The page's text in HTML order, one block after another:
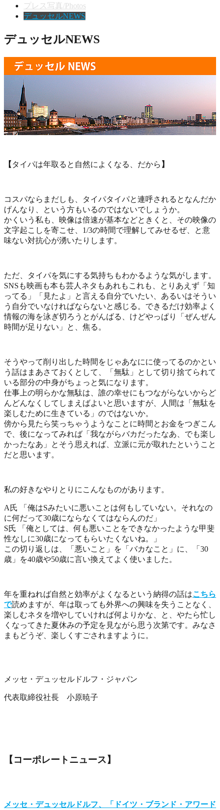
プレス写真/Photos
デュッセルNEWS
デュッセルNEWS
【 タイパは年取ると自然によくなる、だから 】
コスパならまだしも、タイパタイパと連呼されるとなんだか
げんなり、という方もいるのではないでしょうか。
かくいう私も、映像は倍速が基本などときくと、その映像の
文字起こしを寄こせ、1/3の時間で理解してみせるぜ、と意
味ない対抗心が湧いたりします。
ただ、タイパを気にする気持ちもわかるような気がします。
SNSも映画も本も芸人ネタもあれもこれも、とりあえず「知
ってる」「見たよ」と言える自分でいたい、あるいはそうい
う自分でいなければならないと感じる。できるだけ効率よく
情報の海を泳ぎ切ろうとがんばる、けどやっぱり「ぜんぜん
時間が足りない」と、焦る。
そうやって削り出した時間をじゃあなにに使ってるのかとい
う話はまあさておくとして、「無駄」として切り捨てられて
いる部分の中身がちょっと気になります。
仕事上の明らかな無駄は、誰の幸せにもつながらないからど
んどんなくしてしまえばよいと思いますが、人間は「無駄を
楽しむために生きている」のではないか。
傍から見たら笑っちゃうようなことに時間とお金をつぎこん
で、後になってみれば「我ながらバカだったなあ、でも楽し
かったなあ」とそう思えれば、立派に元が取れたということ
だと思います。
私の好きなやりとりにこんなものがあります。
A氏 「俺はSみたいに悪いことは何もしていない。それなの
に何だって30歳にならなくてはならんのだ」
S氏 「俺としては、何も悪いことをできなかったような甲斐
性なしに30歳になってもらいたくないね。」
この切り返しは、「悪いこと」を「バカなこと」に、「30
歳」を40歳や50歳に言い換えてよく使いました。
年を重ねれば自然と効率がよくなるという納得の話はこちら
で読めますが、年は取っても外界への興味を失うことなく、
楽しむネタを増やしていければ何よりかな、と、やたら忙し
くなってきた夏休みの予定を見ながら思う次第です。みなさ
まもどうぞ、楽しくすごされますように。
メッセ・デュッセルドルフ・ジャパン
代表取締役社長 小原暁子
【コーポレートニュース】
メッセ・デュッセルドルフ、「ドイツ・ブランド・アワード